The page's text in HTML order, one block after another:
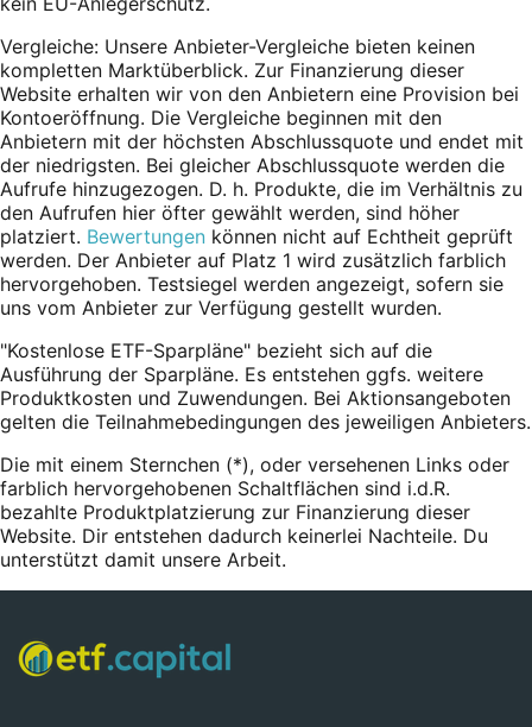
Vergleiche: Unsere Anbieter-Vergleiche bieten keinen
kompletten Marktüberblick. Zur Finanzierung dieser
Website erhalten wir von den Anbietern eine Provision bei
Kontoeröffnung. Die Vergleiche beginnen mit den
Anbietern mit der höchsten Abschlussquote und endet mit
der niedrigsten. Bei gleicher Abschlussquote werden die
Aufrufe hinzugezogen. D. h. Produkte, die im Verhältnis zu
den Aufrufen hier öfter gewählt werden, sind höher
platziert. Bewertungen können nicht auf Echtheit geprüft
werden. Der Anbieter auf Platz 1 wird zusätzlich farblich
hervorgehoben. Testsiegel werden angezeigt, sofern sie
uns vom Anbieter zur Verfügung gestellt wurden.
"Kostenlose ETF-Sparpläne" bezieht sich auf die
Ausführung der Sparpläne. Es entstehen ggfs. weitere
Produktkosten und Zuwendungen. Bei Aktionsangeboten
gelten die Teilnahmebedingungen des jeweiligen Anbieters.
Die mit einem Sternchen (*), oder versehenen Links oder
farblich hervorgehobenen Schaltflächen sind i.d.R.
bezahlte Produktplatzierung zur Finanzierung dieser
Website. Dir entstehen dadurch keinerlei Nachteile. Du
unterstützt damit unsere Arbeit.